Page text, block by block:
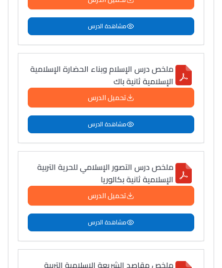
مشاهدة الدرس
ملخص درس الإسلام وبناء الحضارة الإسلامية
الإسلامية ثانية باك
تحميل الدرس
مشاهدة الدرس
ملخص درس التصور الإسلامي للحرية التربية
الإسلامية ثانية بكالوريا
تحميل الدرس
مشاهدة الدرس
ملخص مقاصد الشريعة الإسلامية التربية